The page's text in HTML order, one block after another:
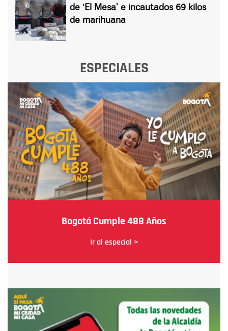
de ‘El Mesa’ e incautados 69 kilos
de marihuana
ESPECIALES
Bogotá Cumple 488 Años
Ir al especial >